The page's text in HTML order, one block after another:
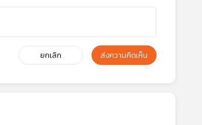
ยกเลิก ส่งความคิดเห็น